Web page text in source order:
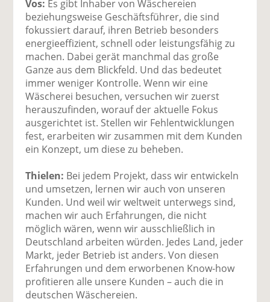
Vos: Es gibt Inhaber von Wäschereien
beziehungsweise Geschäftsführer, die sind
fokussiert darauf, ihren Betrieb besonders
energieeffizient, schnell oder leistungsfähig zu
machen. Dabei gerät manchmal das große
Ganze aus dem Blickfeld. Und das bedeutet
immer weniger Kontrolle. Wenn wir eine
Wäscherei besuchen, versuchen wir zuerst
herauszufinden, worauf der aktuelle Fokus
ausgerichtet ist. Stellen wir Fehlentwicklungen
fest, erarbeiten wir zusammen mit dem Kunden
ein Konzept, um diese zu beheben.
Thielen: Bei jedem Projekt, dass wir entwickeln
und umsetzen, lernen wir auch von unseren
Kunden. Und weil wir weltweit unterwegs sind,
machen wir auch Erfahrungen, die nicht
möglich wären, wenn wir ausschließlich in
Deutschland arbeiten würden. Jedes Land, jeder
Markt, jeder Betrieb ist anders. Von diesen
Erfahrungen und dem erworbenen Know-how
profitieren alle unsere Kunden – auch die in
deutschen Wäschereien.